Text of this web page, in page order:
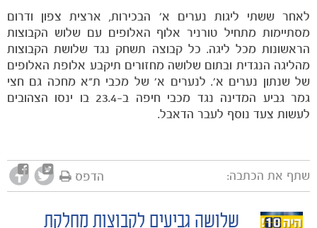
ותוצאות
לאחר ששתי ליגות נערים א' הבכירות, ארצית צפון ודרום
מסתיימות מתחיל טורניר אלוף האלופים עם שלוש הקבוצות
הראשונות מכל ליגה. כל קבוצה תשחק נגד שלושת הקבוצות
מהליגה הנגדית ובתום שלושה מחזורים תיקבע אלופת האלופים
של שנתון נערים א'. לנערים א' של מכבי ת"א מחכה גם חצי
גמר גביע המדינה נגד מכבי חיפה ב-23.4 בו ינסו הצהובים
לעשות צעד נוסף לעבר הדאבל.
שתף את הכתבה: הדפס